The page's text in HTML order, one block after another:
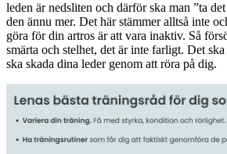
leden är nedsliten och därför ska man ”ta
den ännu mer. Det här stämmer alltså inte
göra för din artros är att vara inaktiv. Så
smärta och stelhet, det är inte farligt. Det
ska skada dina leder genom att röra på dig.